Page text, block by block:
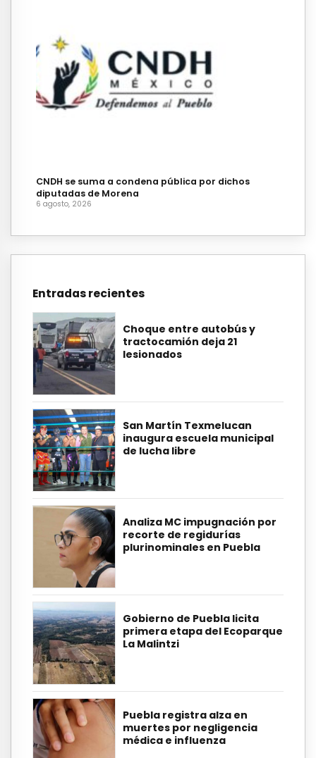
CNDH se suma a condena pública por dichos
diputadas de Morena
6 agosto, 2026
Entradas recientes
Choque entre autobús y
tractocamión deja 21
lesionados
San Martín Texmelucan
inaugura escuela municipal
de lucha libre
Analiza MC impugnación por
recorte de regidurías
plurinominales en Puebla
Gobierno de Puebla licita
primera etapa del Ecoparque
La Malintzi
Puebla registra alza en
muertes por negligencia
médica e influenza